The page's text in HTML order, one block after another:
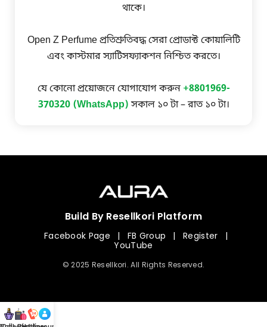
থাকে।
Open Z Perfume প্রতিশ্রুতিবদ্ধ সেরা প্রোডাক্ট কোয়ালিটি
এবং কাস্টমার স্যাটিসফ্যাকশন নিশ্চিত করতে।
যে কোনো প্রয়োজনে যোগাযোগ করুন +8801969-
370320 (WhatsApp)সকাল ১০ টা – রাত ১০ টা।
Build By Resellkori Platform
Facebook Page | FB Group | Register
|
YouTube
© 2025 Resellkori. All Rights Reserved.